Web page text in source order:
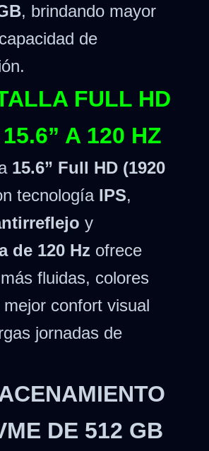
, brindando mayor
de
FULL HD
A 120 HZ
15.6” Full HD (1920
tecnología IPS,
y
de 120 Hz ofrece
fluidas, colores
confort visual
jornadas de
DE 512 GB